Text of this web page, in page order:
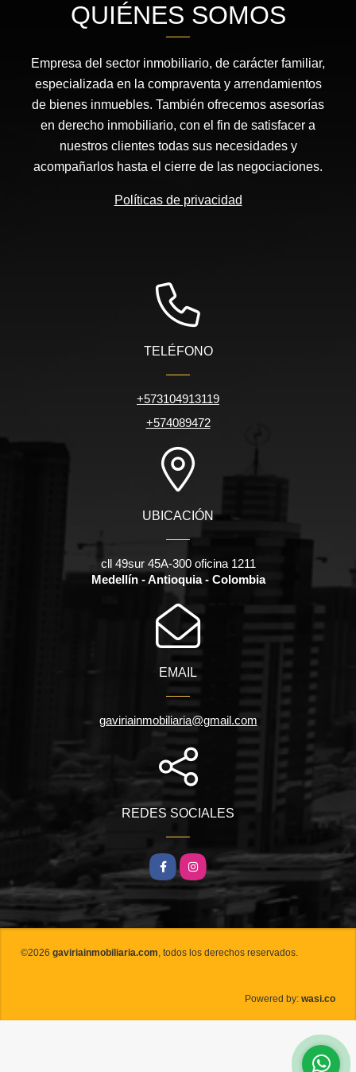
QUIÉNES SOMOS
Empresa del sector inmobiliario, de carácter familiar,
especializada en la compraventa y arrendamientos
de bienes inmuebles. También ofrecemos asesorías
en derecho inmobiliario, con el fin de satisfacer a
nuestros clientes todas sus necesidades y
acompañarlos hasta el cierre de las negociaciones.
Políticas de privacidad
TELÉFONO
+573104913119
+574089472
UBICACIÓN
cll 49sur 45A-300 oficina 1211
Medellín - Antioquia - Colombia
EMAIL
gaviriainmobiliaria@gmail.com
REDES SOCIALES
FacebookInstagram
©2026 gaviriainmobiliaria.com, todos los derechos reservados.
Powered by: wasi.co